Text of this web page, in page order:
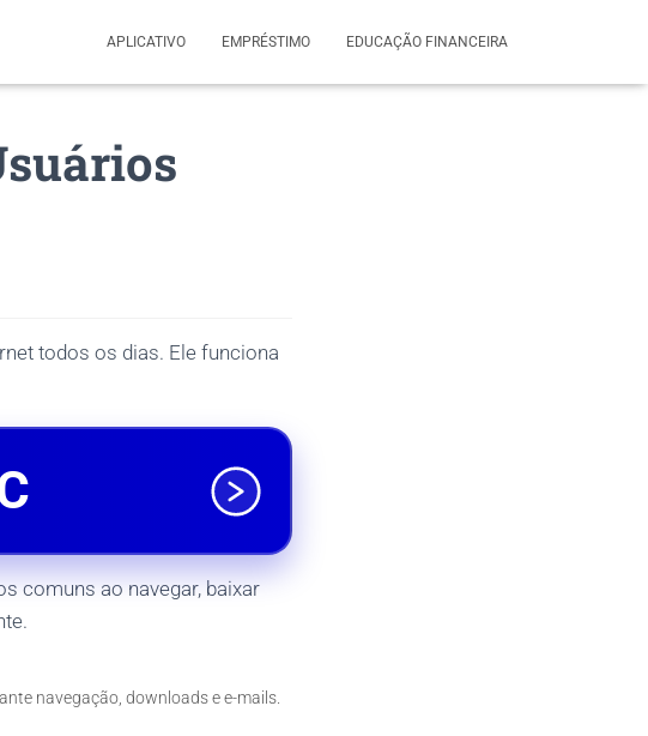
APLICATIVO EMPRÉSTIMO EDUCAÇÃO FINANCEIRA
todos os dias. Ele funciona
comuns ao navegar, baixar
navegação, downloads e e-mails.